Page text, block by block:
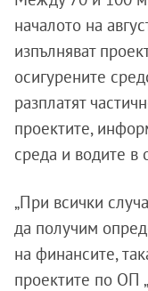
началото на
изпълняват
осигурените
разплатят
проектите,
среда и водите в
„При всички
да получим
на финансите,
проектите по ОП